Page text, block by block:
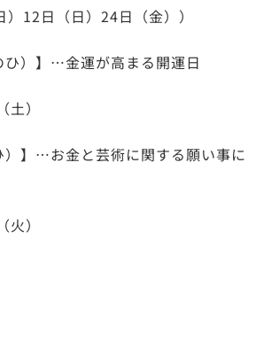
12日（日）24日（金））
ひ）】…金運が高まる開運日
土）
）】…お金と芸術に関する願い事に
）